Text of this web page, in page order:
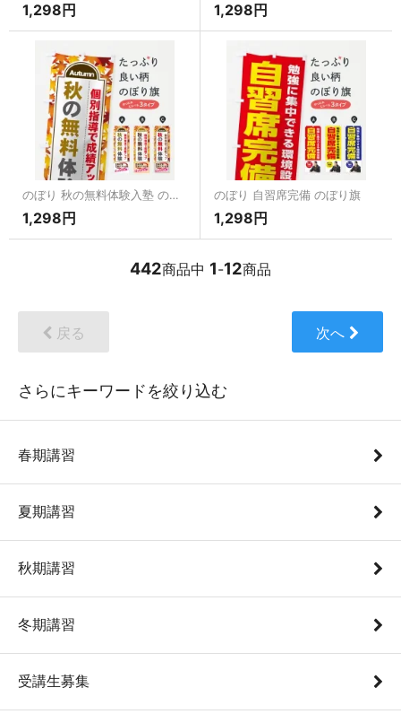
1,298円 1,298円
のぼり 秋の無料体験入塾 のぼり旗
1,298円
のぼり 自習席完備 のぼり旗
1,298円
442商品中 1-12商品
戻る 次へ
さらにキーワードを絞り込む
春期講習
夏期講習
秋期講習
冬期講習
受講生募集